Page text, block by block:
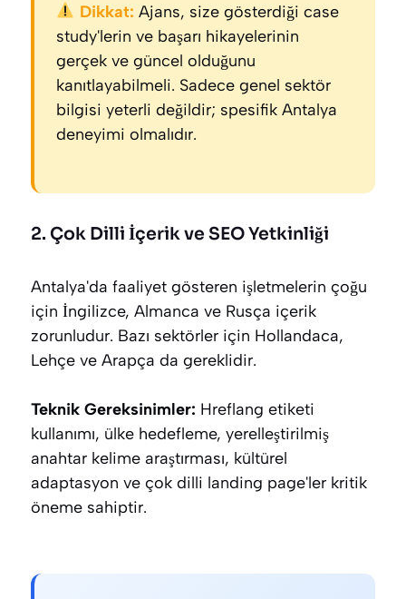
Dikkat: Ajans, size gösterdiği case
study'lerin ve başarı hikayelerinin
gerçek ve güncel olduğunu
kanıtlayabilmeli. Sadece genel sektör
bilgisi yeterli değildir; spesifik Antalya
deneyimi olmalıdır.
2. Çok Dilli İçerik ve SEO Yetkinliği
Antalya'da faaliyet gösteren işletmelerin çoğu
için İngilizce, Almanca ve Rusça içerik
zorunludur. Bazı sektörler için Hollandaca,
Lehçe ve Arapça da gereklidir.
Teknik Gereksinimler: Hreflang etiketi
kullanımı, ülke hedefleme, yerelleştirilmiş
anahtar kelime araştırması, kültürel
adaptasyon ve çok dilli landing page'ler kritik
öneme sahiptir.